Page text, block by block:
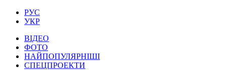
РУС
УКР
ВІДЕО
ФОТО
НАЙПОПУЛЯРНІШІ
СПЕЦПРОЕКТИ